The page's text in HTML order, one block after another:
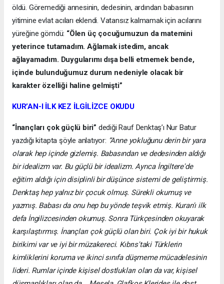
öldü. Göremediği annesinin, dedesinin, ardından babasının
yitimine evlat acıları eklendi. Vatansız kalmamak için acılarını
yüreğine gömdü: “Ölen üç çocuğumuzun da matemini
yeterince tutamadım. Ağlamak istedim, ancak
ağlayamadım. Duygularımı dışa belli etmemek bende,
içinde bulunduğumuz durum nedeniyle olacak bir
karakter özelliği haline gelmişti”
KUR’AN-I İLK KEZ İLGİLİZCE OKUDU
“İnançları çok güçlü biri” dediği Rauf Denktaş’ı Nur Batur
yazdığı kitapta şöyle anlatıyor: “Anne yokluğunu derin bir yara
olarak hep içinde gizlemiş. Babasından ve dedesinden aldığı
bir idealizm var. Bu güçlü bir idealizm. Ayrıca İngiltere'de
eğitim aldığı için disiplinli bir düşünce sistemi de geliştirmiş.
Denktaş hep yalnız bir çocuk olmuş. Sürekli okumuş ve
yazmış. Babası da onu hep bu yönde teşvik etmiş. Kuran'ı ilk
defa İngilizcesinden okumuş. Sonra Türkçesinden okuyarak
karşılaştırmış. İnançları çok güçlü olan biri. Çok iyi bir hukuk
birikimi var ve iyi bir müzakereci. Kıbrıs'taki Türklerin
kimliklerini koruma ve ikinci sınıfa düşmeme mücadelesinin
lideri. Rumlar içinde kişisel dostlukları olan da var, kişisel